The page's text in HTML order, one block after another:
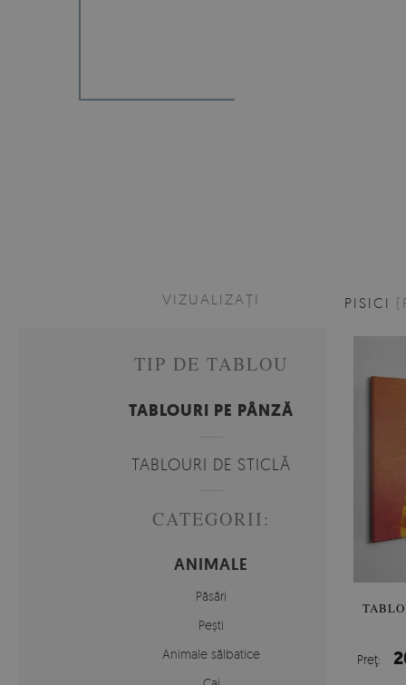
VIZUALIZAȚI
TIP DE TABLOU
TABLOURI PE PÂNZĂ
TABLOURI DE STICLĂ
CATEGORII:
ANIMALE
Păsări
Peşti
Animale sălbatice
PISICI
Preţ: